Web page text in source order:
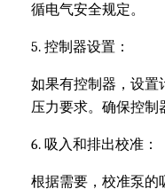
循电气安全规定。
5. 控制器设置：
如果有控制器，设置
压力要求。确保控制
6. 吸入和排出校准：
根据需要，校准泵的